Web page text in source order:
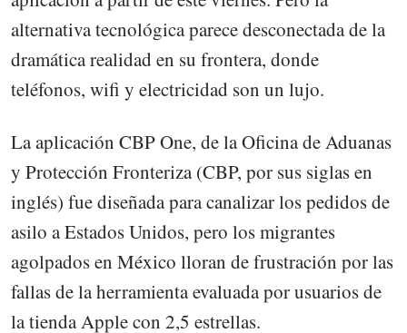
alternativa tecnológica parece desconectada de la
dramática realidad en su frontera, donde
teléfonos, wifi y electricidad son un lujo.
La aplicación CBP One, de la Oficina de Aduanas
y Protección Fronteriza (CBP, por sus siglas en
inglés) fue diseñada para canalizar los pedidos de
asilo a Estados Unidos, pero los migrantes
agolpados en México lloran de frustración por las
fallas de la herramienta evaluada por usuarios de
la tienda Apple con 2,5 estrellas.